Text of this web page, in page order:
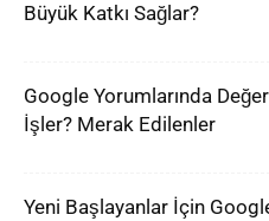
Büyük Katkı Sağlar?
Google Yorumlarında
İşler? Merak Edilenler
Yeni Başlayanlar İçin